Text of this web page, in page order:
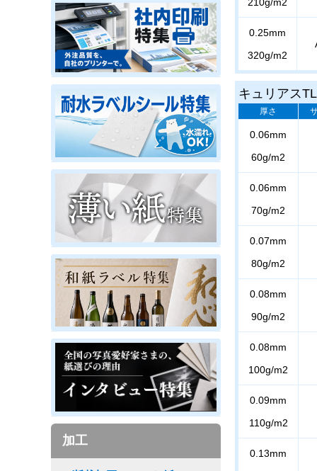
加工
0.25mm
320g/m2
キュリアス
厚さ
0.06mm
60g/m2
0.06mm
70g/m2
0.07mm
80g/m2
0.08mm
90g/m2
0.08mm
100g/m2
0.09mm
110g/m2
0.13mm